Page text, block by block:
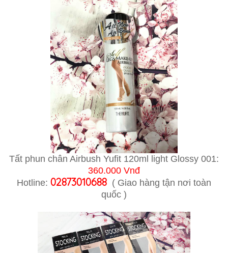
Tất phun chân Airbush Yufit 120ml light Glossy 001:
360.000 Vnđ
Hotline: 02873010688 ( Giao hàng tận nơi toàn
quốc )